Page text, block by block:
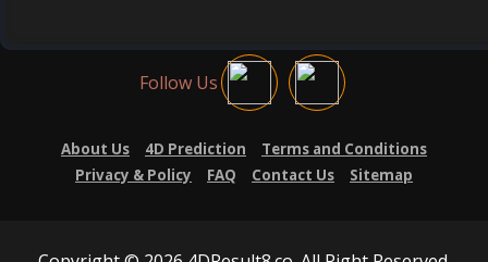
Follow Us
About Us 4D Prediction
Terms and Conditions
Privacy & Policy
FAQ Contact Us Sitemap